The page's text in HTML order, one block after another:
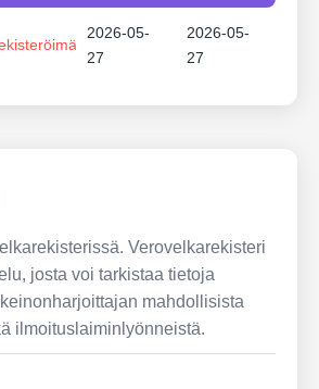
2026-05-
27
2026-05-
27
Verovelkarekisteri
josta voi tarkistaa tietoja
mahdollisista
ilmoituslaiminlyönneistä.